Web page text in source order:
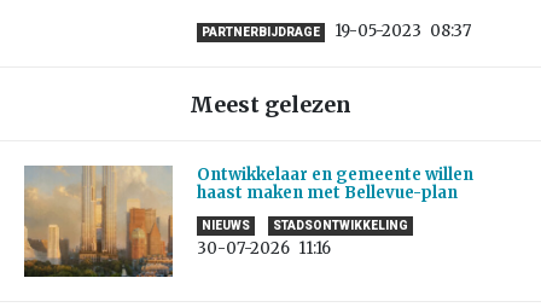
PARTNERBIJDRAGE 19-05-2023 08:37
Meest gelezen
Ontwikkelaar en gemeente willen
haast maken met Bellevue-plan
NIEUWS STADSONTWIKKELING
30-07-2026 11:16